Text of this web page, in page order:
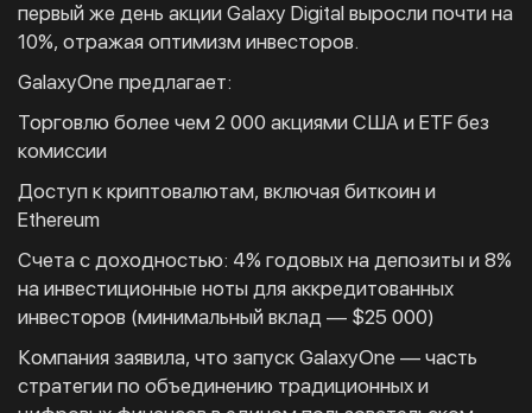
первый же день акции Galaxy Digital выросли почти на
10%, отражая оптимизм инвесторов.
GalaxyOne предлагает:
Торговлю более чем 2 000 акциями США и ETF без
комиссии
Доступ к криптовалютам, включая биткоин и
Ethereum
Счета с доходностью: 4% годовых на депозиты и 8%
на инвестиционные ноты для аккредитованных
инвесторов (минимальный вклад — $25 000)
Компания заявила, что запуск GalaxyOne — часть
стратегии по объединению традиционных и